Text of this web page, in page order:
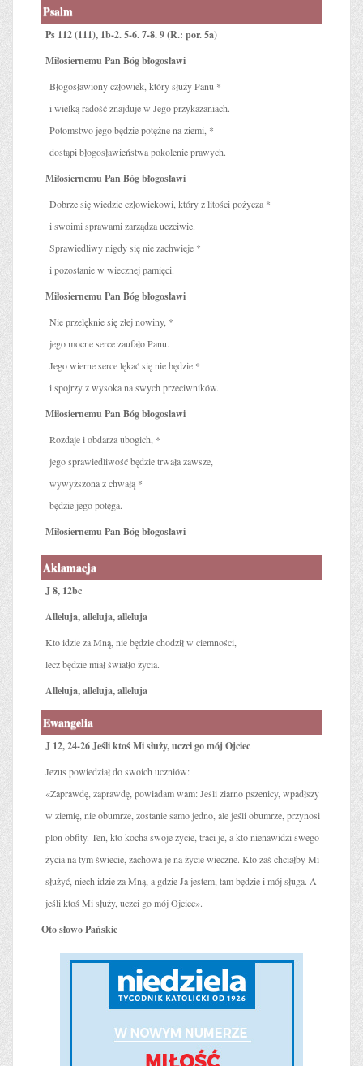
Psalm
Ps 112 (111), 1b-2. 5-6. 7-8. 9 (R.: por. 5a)
Miłosiernemu Pan Bóg błogosławi
Błogosławiony człowiek, który służy Panu *
i wielką radość znajduje w Jego przykazaniach.
Potomstwo jego będzie potężne na ziemi, *
dostąpi błogosławieństwa pokolenie prawych.
Miłosiernemu Pan Bóg błogosławi
Dobrze się wiedzie człowiekowi, który z litości pożycza *
i swoimi sprawami zarządza uczciwie.
Sprawiedliwy nigdy się nie zachwieje *
i pozostanie w wiecznej pamięci.
Miłosiernemu Pan Bóg błogosławi
Nie przelęknie się złej nowiny, *
jego mocne serce zaufało Panu.
Jego wierne serce lękać się nie będzie *
i spojrzy z wysoka na swych przeciwników.
Miłosiernemu Pan Bóg błogosławi
Rozdaje i obdarza ubogich, *
jego sprawiedliwość będzie trwała zawsze,
wywyższona z chwałą *
będzie jego potęga.
Miłosiernemu Pan Bóg błogosławi
Aklamacja
J 8, 12bc
Alleluja, alleluja, alleluja
Kto idzie za Mną, nie będzie chodził w ciemności,
lecz będzie miał światło życia.
Alleluja, alleluja, alleluja
Ewangelia
J 12, 24-26 Jeśli ktoś Mi służy, uczci go mój Ojciec
Jezus powiedział do swoich uczniów:
«Zaprawdę, zaprawdę, powiadam wam: Jeśli ziarno pszenicy, wpadłszy
w ziemię, nie obumrze, zostanie samo jedno, ale jeśli obumrze, przynosi
plon obfity. Ten, kto kocha swoje życie, traci je, a kto nienawidzi swego
życia na tym świecie, zachowa je na życie wieczne. Kto zaś chciałby Mi
służyć, niech idzie za Mną, a gdzie Ja jestem, tam będzie i mój sługa. A
jeśli ktoś Mi służy, uczci go mój Ojciec».
Oto słowo Pańskie